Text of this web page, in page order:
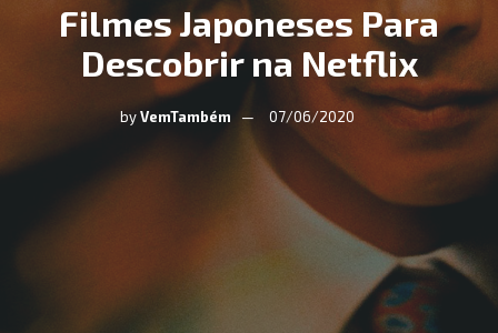
Filmes Japoneses Para
Descobrir na Netflix
by VemTambém 07/06/2020